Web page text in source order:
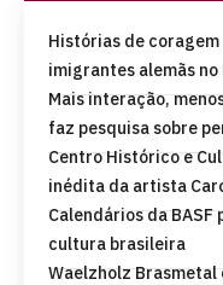
Histórias de
imigrantes alemãs no
Mais interação,
faz pesquisa sobre
Centro Histórico e
inédita da artista
Calendários da
cultura brasileira
Waelzholz